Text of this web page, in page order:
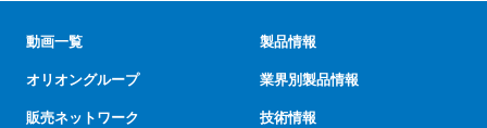
動画一覧
オリオングループ
販売ネットワーク
製品情報
業界別製品情報
技術情報